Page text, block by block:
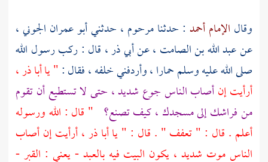
وقال الإمام أحمد : حدثنا مرحوم ، حدثنيأبو عمران الجوني ،
عنعبد الله بن الصامت ،عنأبي ذر ، قال : ركب رسول الله
صلى الله عليه وسلم حمارا ، وأردفني خلفه ، فقال :" يا أبا ذر ،
أرأيت إنأصاب الناس جوع شديد ، حتى لا تستطيع أن تقوم
من فراشك إلى مسجدك ، كيف تصنع؟ " قال : الله ورسوله
أعلم . قال : " تعفف " . قال : " ياأبا ذر ،أرأيت إن أصاب
الناس موت شديد ، يكون البيت فيه بالعبد - يعني : القبر -